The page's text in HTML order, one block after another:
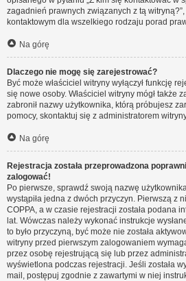
zagadnień prawnych związanych z tą
kontaktowym dla wszelkiego rodzaju porad
Na górę
Dlaczego nie mogę się zarejestrować?
Być może właściciel witryny wyłączył funkcję
się nowe osoby. Właściciel witryny mógł także
zabronił nazwy użytkownika, którą próbujesz
pomocy, skontaktuj się z administratorem
Na górę
Rejestracja została przeprowadzona
zalogować!
Po pierwsze, sprawdź swoją nazwę
wystąpiła jedna z dwóch przyczyn. Pierwszą z
COPPA, a w czasie rejestracji została podana
lat. Wówczas należy wykonać instrukcje
to było przyczyną, być może nie została
witryny przed pierwszym zalogowaniem
przez osobę rejestrującą się lub przez
wyświetlona podczas rejestracji. Jeśli została
mail, postępuj zgodnie z zawartymi w niej